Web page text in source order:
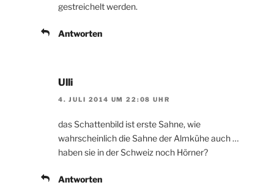
gestreichelt werden.
Antworten
Ulli
4. JULI 2014 UM 22:08 UHR
das Schattenbild ist erste Sahne, wie
wahrscheinlich die Sahne der Almkühe auch …
haben sie in der Schweiz noch Hörner?
Antworten